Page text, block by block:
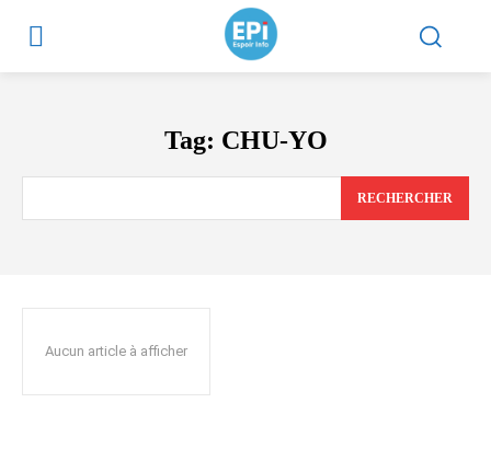
Tag: CHU-YO
RECHERCHER
Aucun article à afficher